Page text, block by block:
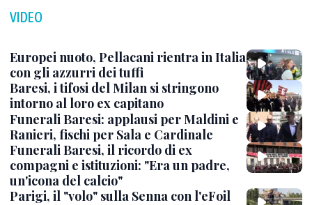
VIDEO
Europei nuoto, Pellacani rientra in Italia
con gli azzurri dei tuffi
Baresi, i tifosi del Milan si stringono
intorno al loro ex capitano
Funerali Baresi: applausi per Maldini e
Ranieri, fischi per Sala e Cardinale
Funerali Baresi, il ricordo di ex
compagni e istituzioni: "Era un padre,
un'icona del calcio"
Parigi, il "volo" sulla Senna con l'eFoil